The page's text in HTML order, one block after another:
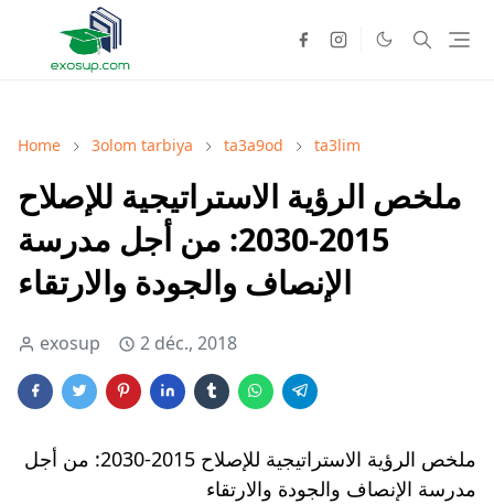
Home 3olom tarbiya ta3a9od ta3lim
ملخص الرؤية الاستراتيجية للإصلاح
2015-2030: من أجل مدرسة
الإنصاف والجودة والارتقاء
exosup 2 déc., 2018
ملخص الرؤية الاستراتيجية للإصلاح 2015-2030: من أجل
مدرسة الإنصاف والجودة والارتقاء